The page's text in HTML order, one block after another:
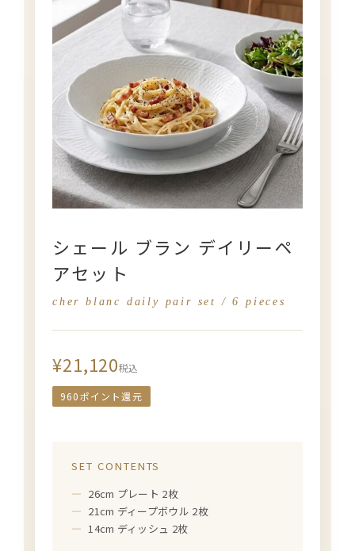
シェール ブラン デイリーペ
アセット
cher blanc daily pair set / 6 pieces
¥21,120税込
960ポイント還元
SET CONTENTS
26cm プレート 2枚
21cm ディープボウル 2枚
14cm ディッシュ 2枚